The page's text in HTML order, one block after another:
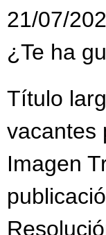
21/07/
¿Te ha
Título
vacantes
Imagen